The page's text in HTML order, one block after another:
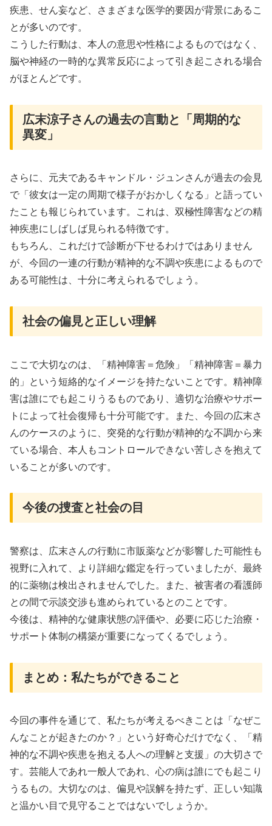
疾患、せん妄など、さまざまな医学的要因が背景にあるこ
とが多いのです。
こうした行動は、本人の意思や性格によるものではなく、
脳や神経の一時的な異常反応によって引き起こされる場合
がほとんどです。
広末涼子さんの過去の言動と「周期的な
異変」
さらに、元夫であるキャンドル・ジュンさんが過去の会見
で「彼女は一定の周期で様子がおかしくなる」と語ってい
たことも報じられています。これは、双極性障害などの精
神疾患にしばしば見られる特徴です。
もちろん、これだけで診断が下せるわけではありません
が、今回の一連の行動が精神的な不調や疾患によるもので
ある可能性は、十分に考えられるでしょう。
社会の偏見と正しい理解
ここで大切なのは、「精神障害＝危険」「精神障害＝暴力
的」という短絡的なイメージを持たないことです。精神障
害は誰にでも起こりうるものであり、適切な治療やサポー
トによって社会復帰も十分可能です。また、今回の広末さ
んのケースのように、突発的な行動が精神的な不調から来
ている場合、本人もコントロールできない苦しさを抱えて
いることが多いのです。
今後の捜査と社会の目
警察は、広末さんの行動に市販薬などが影響した可能性も
視野に入れて、より詳細な鑑定を行っていましたが、最終
的に薬物は検出されませんでした。また、被害者の看護師
との間で示談交渉も進められているとのことです。
今後は、精神的な健康状態の評価や、必要に応じた治療・
サポート体制の構築が重要になってくるでしょう。
まとめ：私たちができること
今回の事件を通じて、私たちが考えるべきことは「なぜこ
んなことが起きたのか？」という好奇心だけでなく、「精
神的な不調や疾患を抱える人への理解と支援」の大切さで
す。芸能人であれ一般人であれ、心の病は誰にでも起こり
うるもの。大切なのは、偏見や誤解を持たず、正しい知識
と温かい目で見守ることではないでしょうか。